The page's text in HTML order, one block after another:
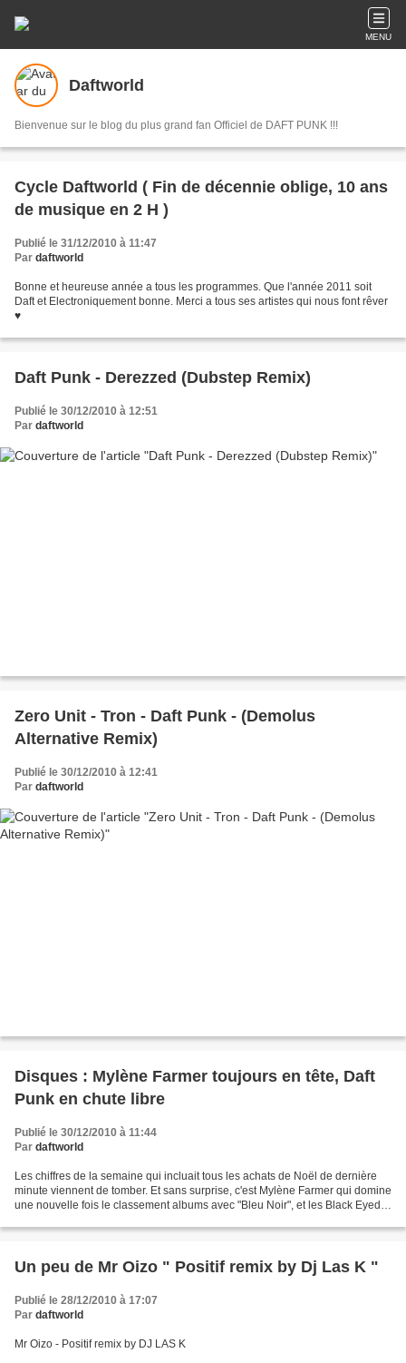
MENU
Daftworld
Bienvenue sur le blog du plus grand fan Officiel de DAFT PUNK !!!
Cycle Daftworld ( Fin de décennie oblige, 10 ans
de musique en 2 H )
Publié le 31/12/2010 à 11:47
Par daftworld
Bonne et heureuse année a tous les programmes. Que l'année 2011 soit
Daft et Electroniquement bonne. Merci a tous ses artistes qui nous font rêver
♥
Daft Punk - Derezzed (Dubstep Remix)
Publié le 30/12/2010 à 12:51
Par daftworld
Zero Unit - Tron - Daft Punk - (Demolus
Alternative Remix)
Publié le 30/12/2010 à 12:41
Par daftworld
Disques : Mylène Farmer toujours en tête, Daft
Punk en chute libre
Publié le 30/12/2010 à 11:44
Par daftworld
Les chiffres de la semaine qui incluait tous les achats de Noël de dernière
minute viennent de tomber. Et sans surprise, c'est Mylène Farmer qui domine
une nouvelle fois le classement albums avec "Bleu Noir", et les Black Eyed
Un peu de Mr Oizo " Positif remix by Dj Las K "
Publié le 28/12/2010 à 17:07
Par daftworld
Mr Oizo - Positif remix by DJ LAS K